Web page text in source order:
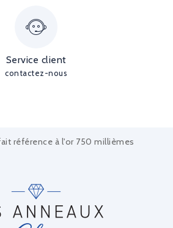
Service client
contactez-nous
référence à l'or 750 millièmes